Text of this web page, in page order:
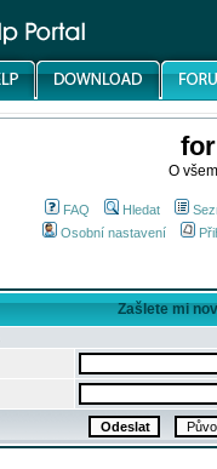
O
FAQ Hledat
Osobní nastavení
Zašlete mi